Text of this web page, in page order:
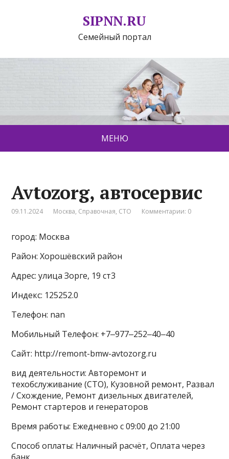
SIPNN.RU
Семейный портал
МЕНЮ
Avtozorg, автосервис
09.11.2024 Москва, Справочная, СТО Комментарии: 0
город: Москва
Район: Хорошёвский район
Адрес: улица Зорге, 19 ст3
Индекс: 125252.0
Телефон: nan
Мобильный Телефон: +7‒977‒252‒40‒40
Сайт: http://remont-bmw-avtozorg.ru
вид деятельности: Авторемонт и
техобслуживание (СТО), Кузовной ремонт, Развал
/ Схождение, Ремонт дизельных двигателей,
Ремонт стартеров и генераторов
Время работы: Ежедневно с 09:00 до 21:00
Способ оплаты: Наличный расчёт, Оплата через